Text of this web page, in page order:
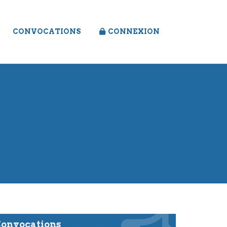
CONVOCATIONS CONNEXION